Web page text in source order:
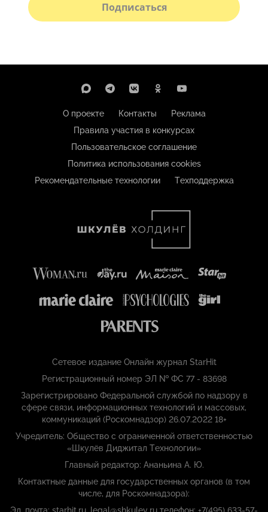
Подписаться
О проекте Контакты
Реклама
Правила участия в конкурсах
Пользовательское соглашение
Политика использования cookies
Рекомендательные технологии
Техподдержка
Сетевое издание Онлайн журнал StarHit
Регистрационный номер ЭЛ № ФС 77 - 83698
Зарегистрировано Федеральной службой по надзору в
сфере связи, информационных технологий и массовых,
коммуникаций (Роскомнадзор) 26.07.2022 18+
Учредитель: Общество с ограниченной ответственностью
«Шкулёв Диджитал Технологии»
Главный редактор: Ананьина А. Ю.
Контактные данные для государственных органов (в том
числе, для Роскомнадзора):